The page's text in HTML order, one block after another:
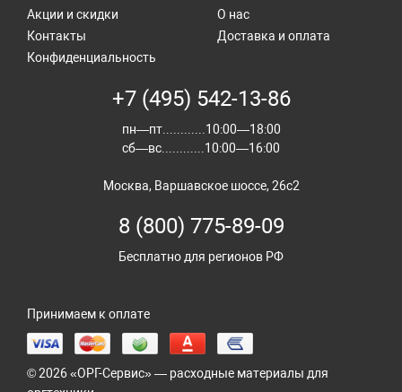
Акции и скидки
Контакты
О нас
Доставка и оплата
Конфиденциальность
+7 (495) 542-13-86
пн—пт............10:00—18:00
сб—вс............10:00—16:00
Москва, Варшавское шоссе, 26с2
8 (800) 775-89-09
Бесплатно для регионов РФ
Принимаем к оплате
© 2026 «ОРГ-Сервис» — расходные материалы для